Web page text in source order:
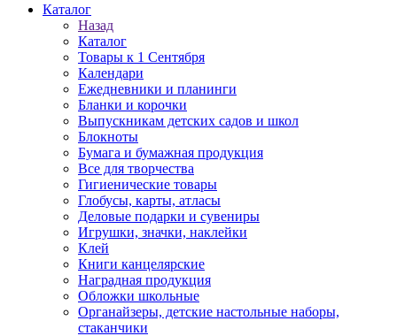
Каталог
Назад
Каталог
Товары к 1 Сентября
Календари
Ежедневники и планинги
Бланки и корочки
Выпускникам детских садов и школ
Блокноты
Бумага и бумажная продукция
Все для творчества
Гигиенические товары
Глобусы, карты, атласы
Деловые подарки и сувениры
Игрушки, значки, наклейки
Клей
Книги канцелярские
Наградная продукция
Обложки школьные
Органайзеры, детские настольные наборы,
стаканчики